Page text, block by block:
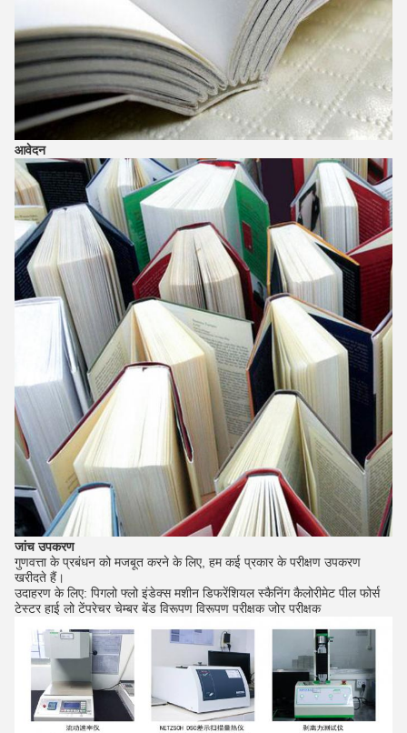
आवेदन
जांच उपकरण
गुणवत्ता के प्रबंधन को मजबूत करने के लिए, हम कई प्रकार के परीक्षण उपकरण
खरीदते हैं।
उदाहरण के लिए: पिगलो फ्लो इंडेक्स मशीन डिफरेंशियल स्कैनिंग कैलोरीमेट पील फोर्स
टेस्टर हाई लो टेंपरेचर चेम्बर बेंड विरूपण विरूपण परीक्षक जोर परीक्षक